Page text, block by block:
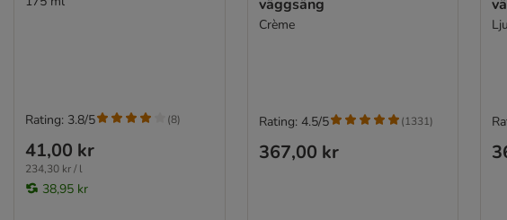
41,00 kr
234,30 kr / l
38,95 kr
Rating: 3.8/5 (8)
väggsäng
Crème
367,00 kr
Rating: 4.5/5 (1331)